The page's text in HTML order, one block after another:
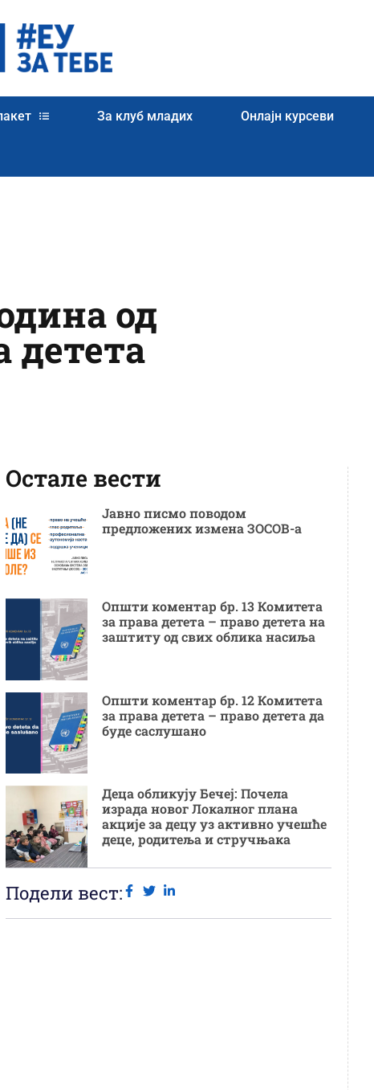
За клуб младих Онлајн курсеви
од
детета
Остале вести
Јавно писмо поводом
предложених измена ЗОСОВ-а
Општи коментар бр. 13 Комитета
за права детета – право детета на
заштиту од свих облика насиља
Општи коментар бр. 12 Комитета
за права детета – право детета да
буде саслушано
Деца обликују Бечеј: Почела
израда новог Локалног плана
акције за децу уз активно учешће
деце, родитеља и стручњака
Подели вест: